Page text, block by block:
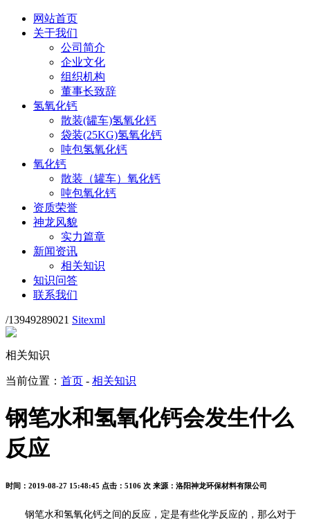
网站首页
关于我们
公司简介
企业文化
组织机构
董事长致辞
氢氧化钙
散装(罐车)氢氧化钙
袋装(25KG)氢氧化钙
吨包氢氧化钙
氧化钙
散装（罐车）氧化钙
吨包氧化钙
资质荣誉
神龙风貌
实力篇章
新闻资讯
相关知识
知识问答
联系我们
/13949289021 Sitexml
相关知识
当前位置： 首页 - 相关知识
钢笔水和氢氧化钙会发生什么
反应
时间：2019-08-27 15:48:45 点击：5106 次 来源：洛阳神龙环保材料有限公司
钢笔水和氢氧化钙之间的反应，定是有些化学反应的，那么对于